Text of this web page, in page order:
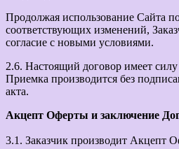
Продолжая использование Сайта
соответствующих изменений,
согласие с новыми условиями.
2.6. Настоящий договор имеет силу
Приемка производится без
акта.
Акцепт Оферты и заключение
3.1. Заказчик производит Акцепт